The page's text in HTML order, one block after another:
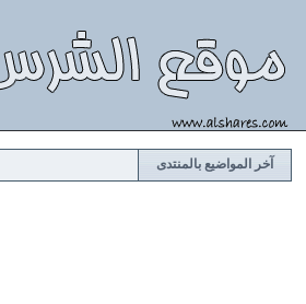
آخر المواضيع بالمنتدى